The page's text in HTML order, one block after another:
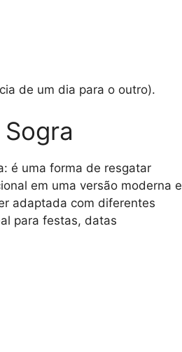
de um dia para o outro).
é uma forma de resgatar
em uma versão moderna e
adaptada com diferentes
para festas, datas